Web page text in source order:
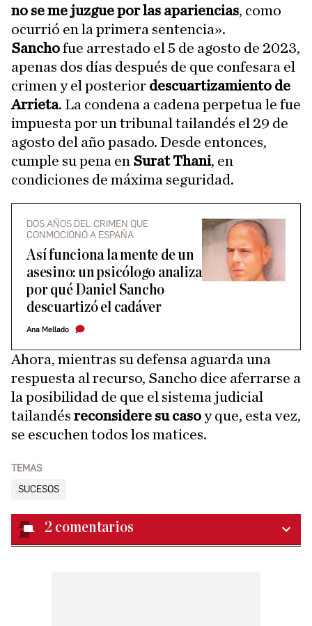
no se me juzgue por las apariencias, como
ocurrió en la primera sentencia».
Sanchofue arrestado el 5 de agosto de 2023,
apenas dos días después de que confesara el
crimen y el posterior descuartizamiento de
Arrieta. La condena a cadena perpetua le fue
impuesta por un tribunal tailandés el 29 de
agosto del año pasado. Desde entonces,
cumple su pena en Surat Thani, en
condiciones de máxima seguridad.
DOS AÑOS DEL CRIMEN QUE
CONMOCIONÓ A ESPAÑA
Así funciona la mente de un
asesino: un psicólogo analiza
por qué Daniel Sancho
descuartizó el cadáver
Ana Mellado
Ahora, mientras su defensa aguarda una
respuesta al recurso, Sancho dice aferrarse a
la posibilidad de que el sistema judicial
tailandés reconsidere su casoy que, esta vez,
se escuchen todos los matices.
TEMAS
SUCESOS
2 comentarios